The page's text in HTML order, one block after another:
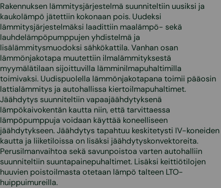
Rakennuksen lämmitysjärjestelmä suunniteltiin uusiksi ja
kaukolämpö jätettiin kokonaan pois. Uudeksi
lämmitysjärjestelmäksi laadittiin maalämpö- sekä
lauhdelämpöpumppujen yhdistelmä ja
lisälämmitysmuodoksi sähkökattila. Vanhan osan
lämmönjakotapa muutettiin ilmalämmityksestä
myymälätilaan sijoittuvilla lämminilmapuhaltimilla
toimivaksi. Uudispuolella lämmönjakotapana toimii pääosin
lattialämmitys ja autohallissa kiertoilmapuhaltimet.
Jäähdytys suunniteltiin vapaajäähdytyksenä
lämpökaivokentän kautta niin, että tarvittaessa
lämpöpumppuja voidaan käyttää koneelliseen
jäähdytykseen. Jäähdytys tapahtuu keskitetysti IV-koneiden
kautta ja liiketiloissa on lisäksi jäähdytyskonvektoreita.
Perusilmanvaihtoa sekä savunpoistoa varten autohalliin
suunniteltiin suuntapainepuhaltimet. Lisäksi keittiötilojen
huuvien poistoilmasta otetaan lämpö talteen LTO-
huippuimureilla.